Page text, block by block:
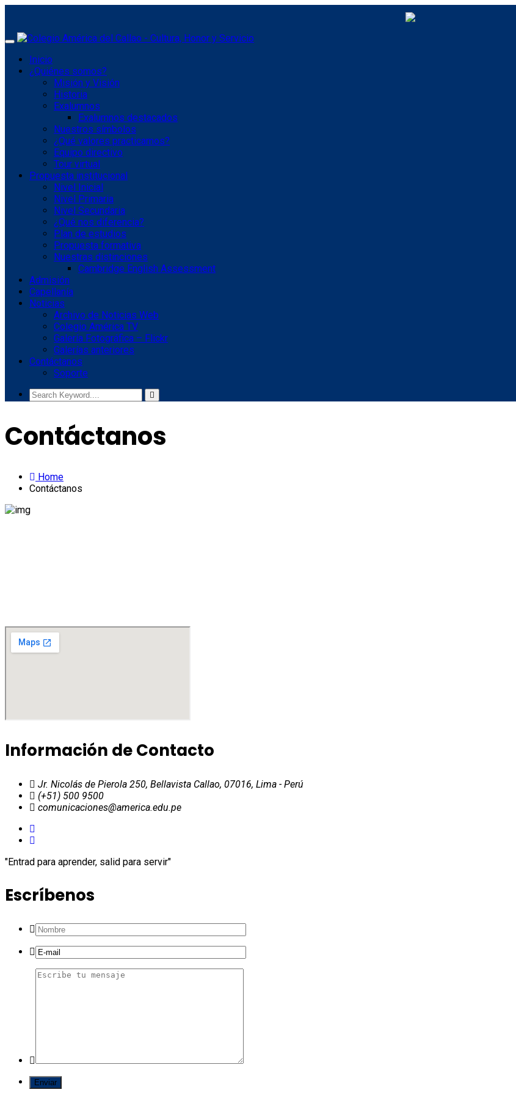
Toggle
navigationInicio
¿Quiénes somos?
Misión y Visión
Historia
Exalumnos
Exalumnos destacados
Nuestros símbolos
¿Qué valores practicamos?
Equipo directivo
Tour virtual
Propuesta institucional
Nivel Inicial
Nivel Primaria
Nivel Secundaria
¿Qué nos diferencia?
Plan de estudios
Propuesta formativa
Nuestras distinciones
Cambridge English Assessment
Admisión
Capellanía
Noticias
Archivo de Noticias Web
Colegio América TV
Galería Fotográfica – Flickr
Galerías anteriores
Contáctanos
Soporte
Contáctanos
Home
Contáctanos
Información de Contacto
Jr. Nicolás de Pierola 250, Bellavista Callao, 07016, Lima - Perú
(+51) 500 9500
comunicaciones@america.edu.pe
"Entrad para aprender, salid para servir"
Escríbenos